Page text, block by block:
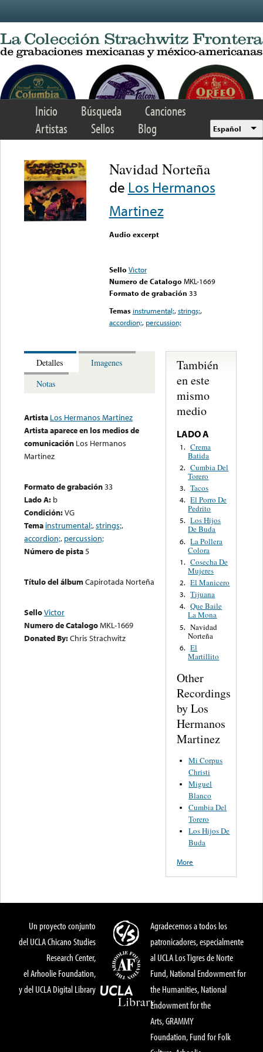
Inicio Búsqueda
Canciones
Artistas
Sellos Blog Español
Navidad Norteña
de Los Hermanos
Martinez
Audio excerpt
Sello Victor
Numero de Catalogo MKL-1669
Formato de grabación 33
Temas instrumental;,strings;,
accordion;, percussion;
Detalles
Imagenes
Notas
Artista Los Hermanos Martinez
Artista aparece en los medios de
comunicación Los Hermanos
Martinez
Formato de grabación33
Lado A: b
Condición:VG
Tema instrumental;,strings;,
accordion;, percussion;
Número de pista5
Título del álbumCapirotada Norteña
SelloVictor
Numero de CatalogoMKL-1669
Donated By:Chris Strachwitz
También
en este
mismo
medio
LADO A
1. Crema
Batida
2. Cumbia Del
Torero
3. Tacos
4. El Porro De
Pedrito
5. Los Hijos
De Buda
6. La Pollera
Colora
1. Cosecha De
Mujeres
2. El Manicero
3. Tijuana
4. Que Baile
La Mona
5. Navidad
Norteña
6. El
Martillito
Other
Recordings
by Los
Hermanos
Martinez
Mi Corpus
Christi
Miguel
Blanco
Cumbia Del
Torero
Los Hijos De
Buda
More
Un proyecto conjunto
del UCLA Chicano Studies
Research Center,
el Arhoolie Foundation,
y del UCLA Digital Library
Agradecemos a todos los
patronicadores, especialmente
al UCLA Los Tigres de Norte
Fund, National Endowment for
the Humanities, National
Endowment for the
Arts, GRAMMY
Foundation, Fund for Folk